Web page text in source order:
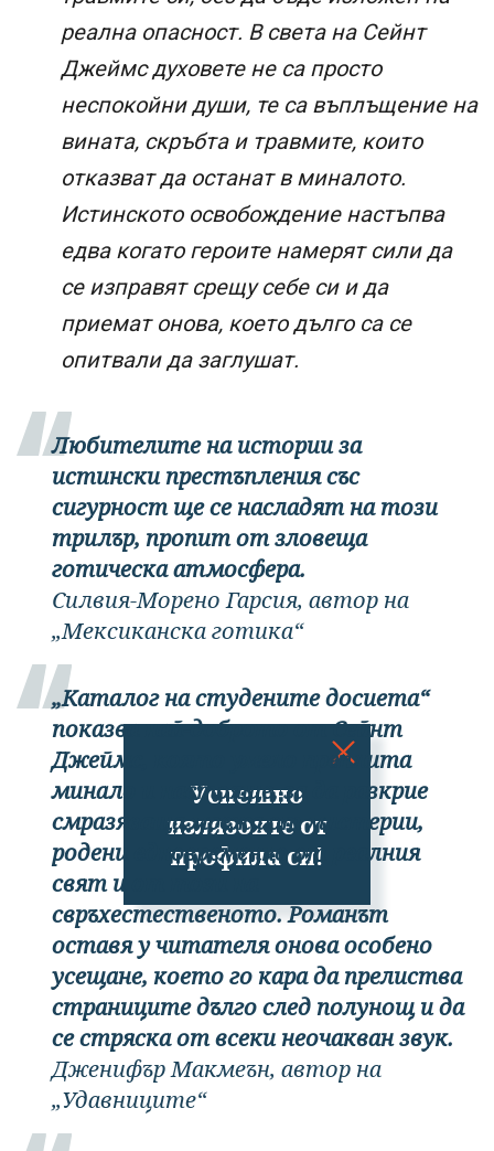
Успешно
излязохте от
профила си!
реална опасност. В света на Сейнт
Джеймс духовете не са просто
неспокойни души, те са въплъщение на
вината, скръбта и травмите, които
отказват да останат в миналото.
Истинското освобождение настъпва
едва когато героите намерят сили да
се изправят срещу себе си и да
приемат онова, което дълго са се
опитвали да заглушат.
Любителите на истории за
истински престъпления със
сигурност ще се насладят на този
трилър, пропит от зловеща
готическа атмосфера.
Силвия-Морено Гарсия, автор на
„Мексиканска готика“
„Каталог на студените досиета“
показва най-доброто от Сейнт
Джеймс, която умело преплита
минало и настояще, за да разкрие
смразяваща мрежа от мистерии,
родени едновременно от реалния
свят и от този на
свръхестественото. Романът
оставя у читателя онова особено
усещане, което го кара да прелиства
страниците дълго след полунощ и да
се стряска от всеки неочакван звук.
Дженифър Макмеън, автор на
„Удавниците“